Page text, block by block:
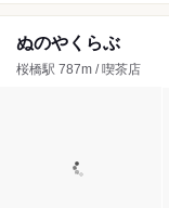
ぬのやくらぶ
桜橋駅 787m / 喫茶店